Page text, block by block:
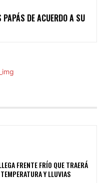
DE ACUERDO A SU
FRENTE FRÍO QUE TRAERÁ
Y LLUVIAS